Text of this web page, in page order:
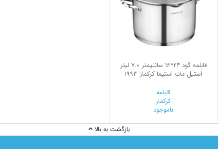
قابلمه گود 24*16 سانتیمتر 7.0 لیتر
استیل مات استیما کرکماز 1993
قابلمه
کرکماز
ناموجود
بازگشت به بالا